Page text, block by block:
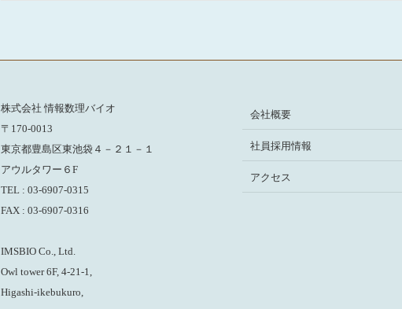
株式会社 情報数理バイオ
〒170-0013
東京都豊島区東池袋４－２１－１
アウルタワー６F
TEL : 03-6907-0315
FAX : 03-6907-0316
IMSBIO Co., Ltd.
Owl tower 6F, 4-21-1,
Higashi-ikebukuro,
会社概要
社員採用情報
アクセス